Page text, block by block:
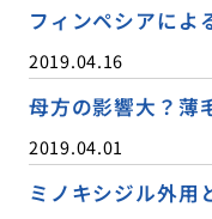
フィンペシアによ
2019.04.16
母方の影響大？薄
2019.04.01
ミノキシジル外用